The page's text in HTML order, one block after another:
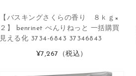
【バスキングさくらの香り ８ｋｇ×
２】 benrinet べんりねっと 一括購買
見える化 3734-6843 37346843
¥7,267 （税込）